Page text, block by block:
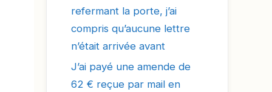
refermant la porte, j’ai
compris qu’aucune lettre
n’était arrivée avant
J’ai payé une amende de
62 € reçue par mail en